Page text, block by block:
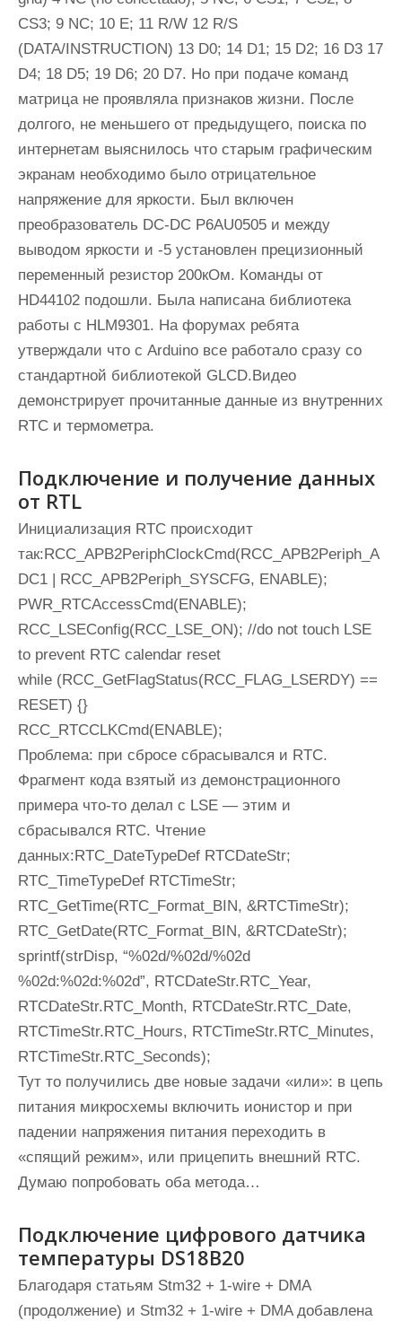
CS3; 9 NC; 10 E; 11 R/W 12 R/S
(DATA/INSTRUCTION) 13 D0; 14 D1; 15 D2; 16 D3 17
D4; 18 D5; 19 D6; 20 D7. Но при подаче команд
матрица не проявляла признаков жизни. После
долгого, не меньшего от предыдущего, поиска по
интернетам выяснилось что старым графическим
экранам необходимо было отрицательное
напряжение для яркости. Был включен
преобразователь DC-DC P6AU0505 и между
выводом яркости и -5 установлен прецизионный
переменный резистор 200кОм. Команды от
HD44102 подошли. Была написана библиотека
работы с HLM9301. На форумах ребята
утверждали что с Arduino все работало сразу со
стандартной библиотекой GLCD.Видео
демонстрирует прочитанные данные из внутренних
RTC и термометра.
Подключение и получение данных
от RTL
Инициализация RTC происходит
так:RCC_APB2PeriphClockCmd(RCC_APB2Periph_A
DC1 | RCC_APB2Periph_SYSCFG, ENABLE);
PWR_RTCAccessCmd(ENABLE);
RCC_LSEConfig(RCC_LSE_ON); //do not touch LSE
to prevent RTC calendar reset
while (RCC_GetFlagStatus(RCC_FLAG_LSERDY) ==
RESET) {}
RCC_RTCCLKCmd(ENABLE);
Проблема: при сбросе сбрасывался и RTC.
Фрагмент кода взятый из демонстрационного
примера что-то делал с LSE — этим и
сбрасывался RTC. Чтение
данных:RTC_DateTypeDef RTCDateStr;
RTC_TimeTypeDef RTCTimeStr;
RTC_GetTime(RTC_Format_BIN, &RTCTimeStr);
RTC_GetDate(RTC_Format_BIN, &RTCDateStr);
sprintf(strDisp, “%02d/%02d/%02d
%02d:%02d:%02d”, RTCDateStr.RTC_Year,
RTCDateStr.RTC_Month, RTCDateStr.RTC_Date,
RTCTimeStr.RTC_Hours, RTCTimeStr.RTC_Minutes,
RTCTimeStr.RTC_Seconds);
Тут то получились две новые задачи «или»: в цепь
питания микросхемы включить ионистор и при
падении напряжения питания переходить в
«спящий режим», или прицепить внешний RTC.
Думаю попробовать оба метода…
Подключение цифрового датчика
температуры DS18B20
Благодаря статьям Stm32 + 1-wire + DMA
(продолжение) и Stm32 + 1-wire + DMA добавлена